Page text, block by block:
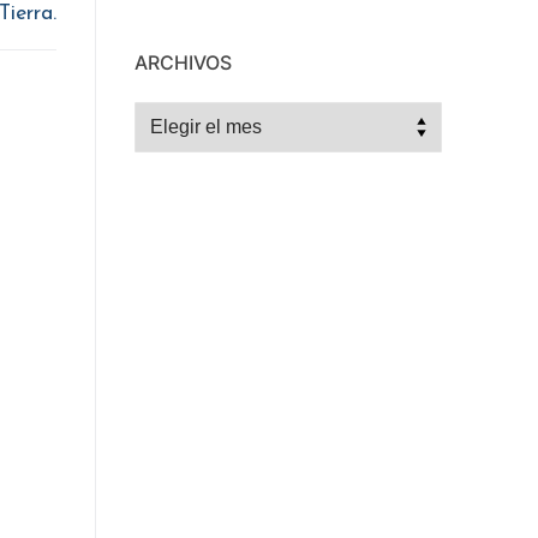
ARCHIVOS
Archivos